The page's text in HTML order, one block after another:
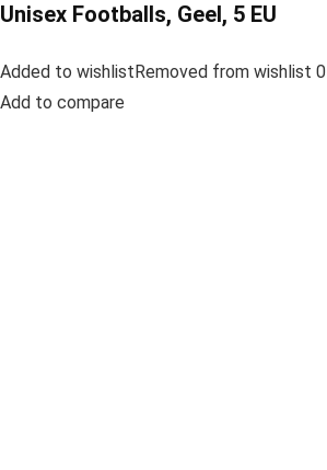
Unisex Footballs, Geel, 5 EU
Added to wishlistRemoved from wishlist 0
Add to compare